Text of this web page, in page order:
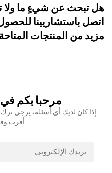
هل تبحث عن شيءٍ ما ولا
اتصل باستشاريينا
مزيد من المنتجات
مرحبا بكم في
إذا كان لديك أي أسئلة، يرجى
أقرب